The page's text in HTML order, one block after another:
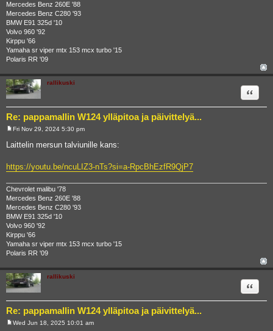
Mercedes Benz 260E '88
Mercedes Benz C280 '93
BMW E91 325d '10
Volvo 960 '92
Kirppu '66
Yamaha sr viper mtx 153 mcx turbo '15
Polaris RR '09
rallikuski
Re: pappamallin W124 ylläpitoa ja päivittelyä...
Quote
o
s
Fri Nov 29, 2024 5:30 pm
Laittelin mersun talviunille kans:
https://youtu.be/ncuLIZ3-nTs?si=a-RpcBhEzfR9QjP7
Chevrolet malibu '78
Mercedes Benz 260E '88
Mercedes Benz C280 '93
BMW E91 325d '10
Volvo 960 '92
Kirppu '66
Yamaha sr viper mtx 153 mcx turbo '15
Polaris RR '09
rallikuski
Re: pappamallin W124 ylläpitoa ja päivittelyä...
Quote
Wed Jun 18, 2025 10:01 am